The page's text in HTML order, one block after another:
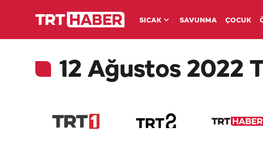
SICAK SAVUNMA ÇOCUK
12 Ağustos 2022